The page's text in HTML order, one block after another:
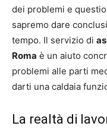
dei problemi e
sapremo dare
tempo. Il servizio di
Roma è un aiuto
problemi alle parti
darti una caldaia
La realtà di